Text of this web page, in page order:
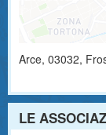
Arce, 03032,
LE